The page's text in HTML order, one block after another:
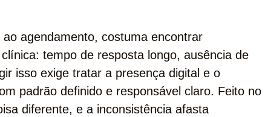
agendamento, costuma encontrar
tempo de resposta longo, ausência de
isso exige tratar a presença digital e o
padrão definido e responsável claro. Feito no
diferente, e a inconsistência afasta